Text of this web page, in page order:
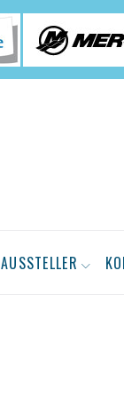
AUSSTELLER